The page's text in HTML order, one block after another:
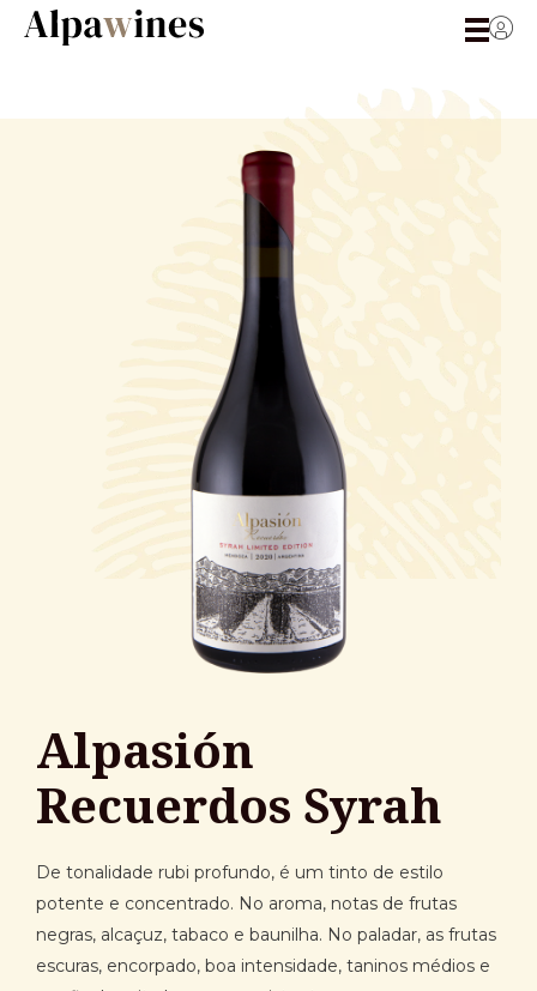
Alpasión
Recuerdos Syrah
De tonalidade rubi profundo, é um tinto de estilo
potente e concentrado. No aroma, notas de frutas
negras, alcaçuz, tabaco e baunilha. No paladar, as frutas
escuras, encorpado, boa intensidade, taninos médios e